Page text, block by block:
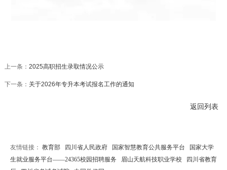
上一条： 2025高职招生录取情况公示
下一条： 关于2026年专升本考试报名工作的通知
返回列表
友情链接： 教育部 四川省人民政府 国家智慧教育公共服务平台
国家大学
生就业服务平台——24365校园招聘服务
眉山天航科技职业学校
四川省教育